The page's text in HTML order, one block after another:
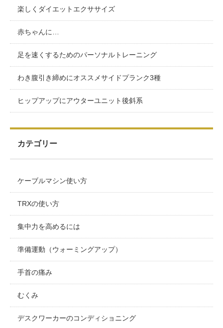
楽しくダイエットエクササイズ
赤ちゃんに…
足を速くするためのパーソナルトレーニング
わき腹引き締めにオススメサイドプランク3種
ヒップアップにアウターユニット後斜系
カテゴリー
ケーブルマシン使い方
TRXの使い方
集中力を高めるには
準備運動（ウォーミングアップ）
手首の痛み
むくみ
デスクワーカーのコンディショニング